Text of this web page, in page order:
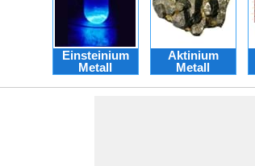
Einsteinium
Metall
Aktinium
Metall